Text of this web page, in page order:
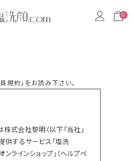
0
0
規約」をお読み下さい。
式会社黎明（以下「当社」
供するサービス「塩洗
ラインショップ」（ヘルプペ